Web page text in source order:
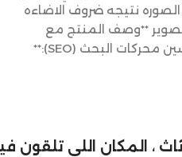
نتيجه ضروف الاضاءه
**وصف المنتج مع
تحسين محركات البحث (SEO):**
، المكان اللي